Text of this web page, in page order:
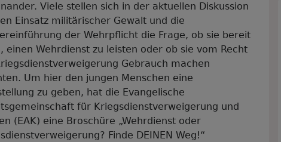
Viele stellen sich in der aktuellen Diskussion
Einsatz militärischer Gewalt und die
der Wehrpflicht die Frage, ob sie bereit
einen Wehrdienst zu leisten oder ob sie vom Recht
Gebrauch machen
Um hier den jungen Menschen eine
zu geben, hat die Evangelische
für Kriegsdienstverweigerung und
(EAK) eine Broschüre „Wehrdienst oder
Finde DEINEN Weg!“